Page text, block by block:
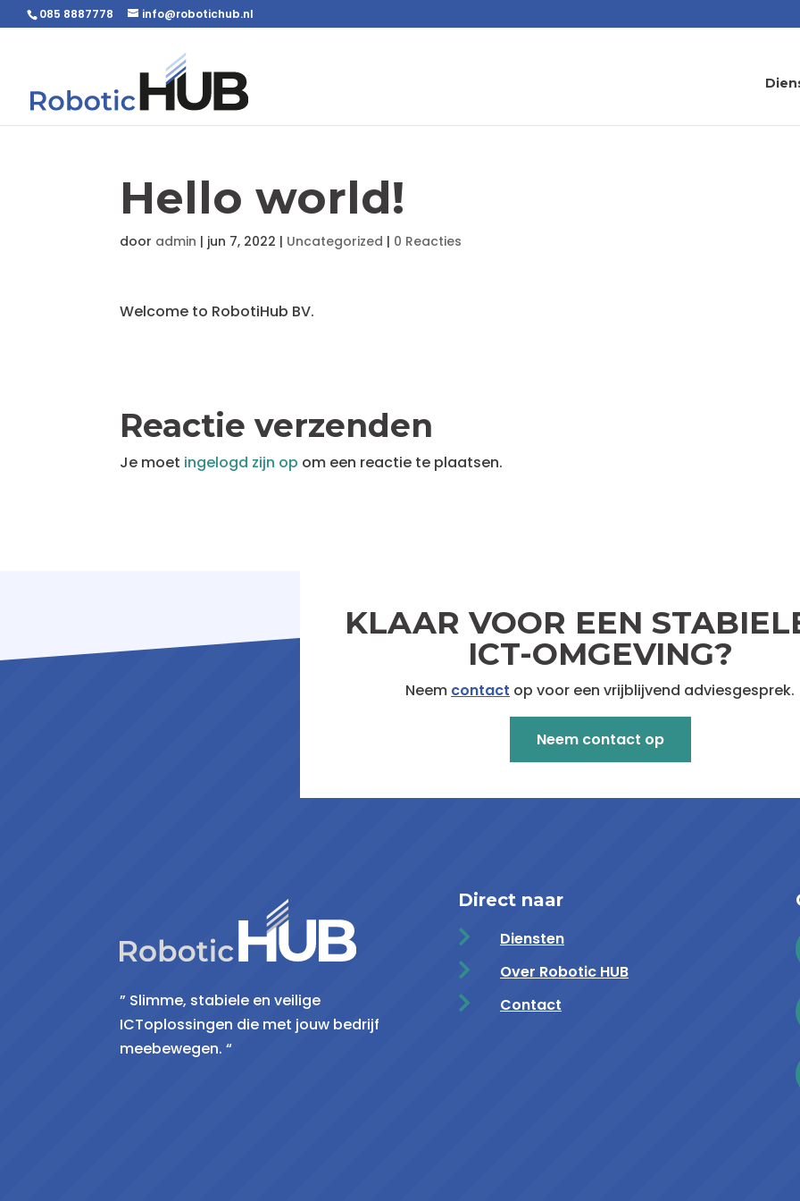
085 8887778 info@robotichub.nl
Hello world!
door admin | jun 7, 2022 | Uncategorized | 0 Reacties
Welcome to RobotiHub BV.
Reactie verzenden
Je moet ingelogd zijn op om een reactie te plaatsen.
KLAAR VOOR EEN
ICT-OMGEVING?
Neem contact op voor een vrijblijvend adviesgesprek.
Neem contact op
” Slimme, stabiele en veilige
ICToplossingen die met jouw bedrijf
meebewegen. “
Direct naar

Diensten

Over Robotic HUB

Contact